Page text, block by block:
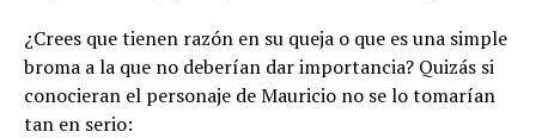
¿Crees que tienen razón en su queja o que es una simple
broma a la que no deberían dar importancia? Quizás si
conocieran el personaje de Mauricio no se lo tomarían
tan en serio: